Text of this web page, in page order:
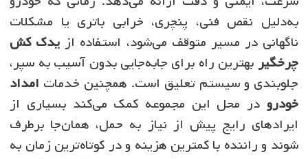
به‌دلیل نقص فنی، پنچری، خرابی باتری یا مشکلات
ناگهانی در مسیر متوقف می‌شود، استفاده از یدک کش
چرخگیر بهترین راه برای جابه‌جایی بدون آسیب به سپر،
جلوبندی و سیستم تعلیق است. همچنین خدمات امداد
خودرو در محل این مجموعه کمک می‌کند بسیاری از
ایرادهای رایج پیش از نیاز به حمل، همان‌جا برطرف
شوند و راننده با کمترین هزینه و در کوتاه‌ترین زمان به